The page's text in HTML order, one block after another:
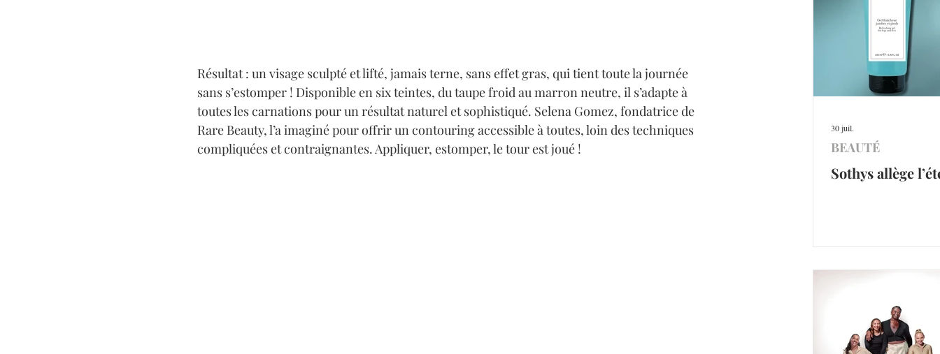
Résultat : un visage sculpté et lifté, jamais terne, sans effet gras, qui tient toute la journée
sans s’estomper ! Disponible en six teintes, du taupe froid au marron neutre, il s’adapte à
toutes les carnations pour un résultat naturel et sophistiqué. Selena Gomez, fondatrice de
Rare Beauty, l’a imaginé pour offrir un contouring accessible à toutes, loin des techniques
compliquées et contraignantes. Appliquer, estomper, le tour est joué !
Sothys allège
BEAUTÉ
30 juil.